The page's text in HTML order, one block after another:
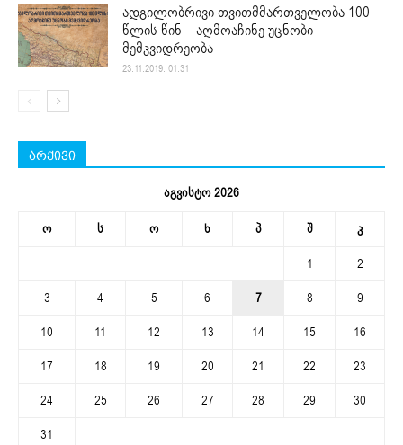
ადგილობრივი თვითმმართველობა 100
წლის წინ – აღმოაჩინე უცნობი
მემკვიდრეობა
23.11.2019. 01:31
არქივი
აგვისტო 2026
ო ს ო ხ პ შ კ
1
2
3
4 5 6 7 8
9
10
11 12 13 14 15
16
17
18 19 20 21 22
23
24
25 26 27 28 29
30
31